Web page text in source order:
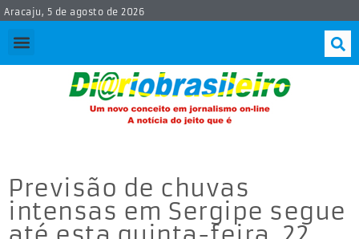
Aracaju, 5 de agosto de 2026
Previsão de chuvas
intensas em Sergipe segue